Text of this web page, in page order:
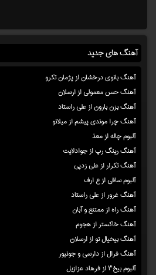
آهنگ های جدید
آهنگ بانوی درخشان از پژمان تکرو
آهنگ حس معمولی از ارسلان
آهنگ بزن بارون از علی راستاد
آهنگ چرا موندی پیشم از میلانو
آلبوم چاله از معذ
آهنگ رینگ رپ از جوادلایت
آهنگ تکرار از علی زدپی
آلبوم ساقی از ع ارف
آهنگ غرور از علی راستاد
آهنگ راه از ممتنع و آبان
آهنگ خاکستر از هجوم
آهنگ بیخیال تو از ارسلان
آهنگ فرال از دارسی و جونیور
آلبوم بیخ۳ از فرهاد عزازیل